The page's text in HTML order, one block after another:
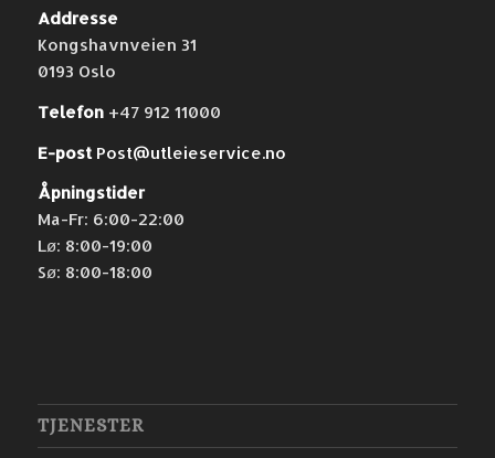
Addresse
Kongshavnveien 31
0193 Oslo
Telefon +47 912 11000
E-post Post@utleieservice.no
Åpningstider
Ma-Fr: 6:00-22:00
Lø: 8:00-19:00
Sø: 8:00-18:00
TJENESTER